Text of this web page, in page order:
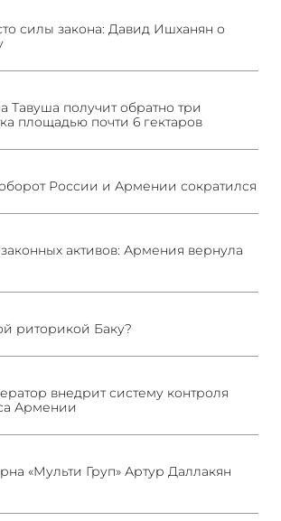
силы закона: Давид Ишханян о
Тавуша получит обратно три
площадью почти 6 гектаров
России и Армении сократился
активов: Армения вернула
риторикой Баку?
внедрит систему контроля
Армении
«Мульти Груп» Артур Даллакян